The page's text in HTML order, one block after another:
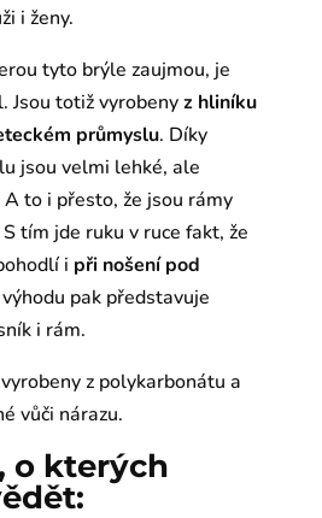
i ženy.
tyto brýle zaujmou, je
Jsou totiž vyrobenyz hliníku
průmyslu. Díky
jsou velmi lehké, ale
to i přesto, že jsou rámy
tím jde ruku v ruce fakt, že
i při nošení pod
pak představuje
i rám.
z polykarbonátu a
vůči nárazu.
o kterých